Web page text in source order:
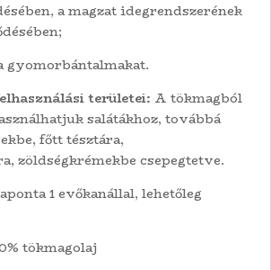
a magzat idegrendszerének
gyomorbántalmakat.
területei: A tökmagból
salátákhoz, továbbá
főtt tésztára,
zöldségkrémekbe csepegtetve.
1 evőkanállal, lehetőleg
tökmagolaj